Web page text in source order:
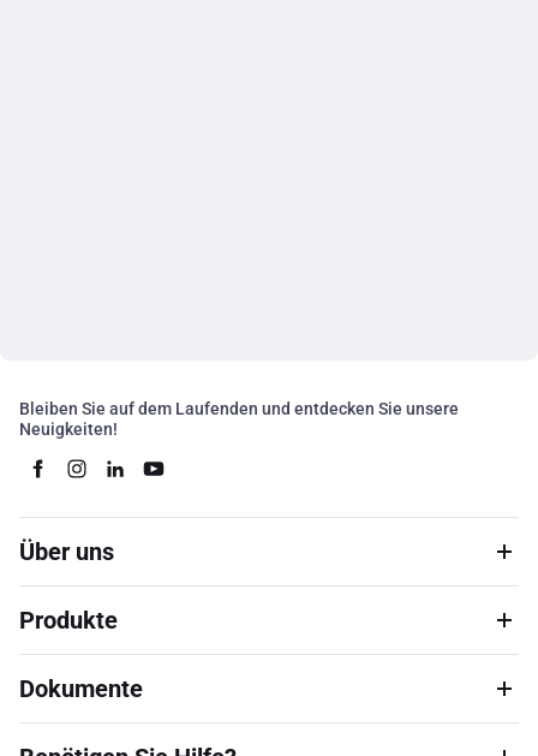
Bleiben Sie auf dem Laufenden und entdecken Sie unsere
Neuigkeiten!
Über uns
Produkte
Dokumente